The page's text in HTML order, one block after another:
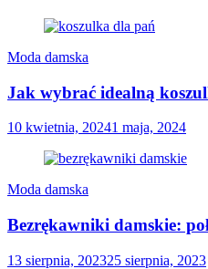
Moda damska
Jak wybrać idealną
10 kwietnia, 20241 maja, 2024
Moda damska
Bezrękawniki damskie:
13 sierpnia, 202325 sierpnia, 2023